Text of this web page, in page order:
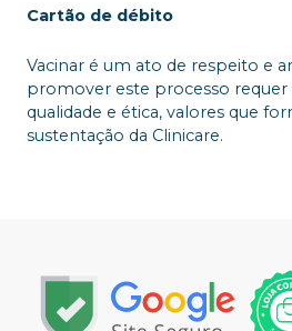
Cartão de débito
Vacinar é um ato de respeito e
promover este processo requer
qualidade e ética, valores que
sustentação da Clinicare.